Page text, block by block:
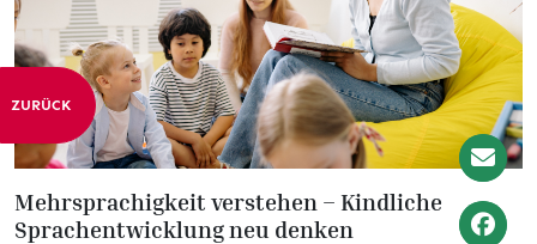
Mehrsprachigkeit verstehen – Kindliche
Sprachentwicklung neu denken
ZURÜCK